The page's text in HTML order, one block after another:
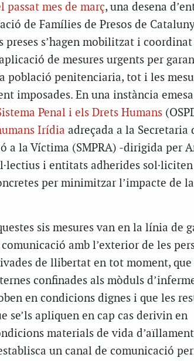
passat mes de març, una desena
de Famílies de Presos de
preses s’hagen mobilitzat i
de mesures urgents per
població penitenciaria, tot i les
imposades. En una instància
Penal i els Drets Humans
Irídia adreçada a la Secretaria
a la Víctima (SMPRA) -dirigida per
i entitats adherides sol·liciten
per minimitzar l’impacte de
sis mesures van en la línia de
amb l’exterior de les
de llibertat en tot moment, que
confinades als mòduls
en condicions dignes i que les
se’ls apliquen en cap cas derivin en
materials de vida
un canal de comunicació